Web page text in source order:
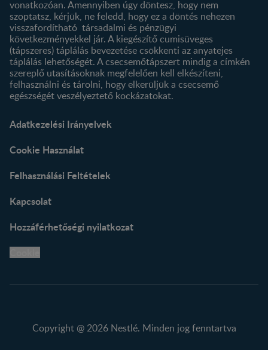
vonatkozóan. Amennyiben úgy döntesz, hogy nem
szoptatsz, kérjük, ne feledd, hogy ez a döntés nehezen
visszafordítható társadalmi és pénzügyi
következményekkel jár. A kiegészítő cumisüveges
(tápszeres) táplálás bevezetése csökkenti az anyatejes
táplálás lehetőségét. A csecsemőtápszert mindig a címkén
szereplő utasításoknak megfelelően kell elkészíteni,
felhasználni és tárolni, hogy elkerüljük a csecsemő
egészségét veszélyeztető kockázatokat.
Adatkezelési Irányelvek
Cookie Használat
Felhasználási Feltételek
Kapcsolat
Hozzáférhetőségi nyilatkozat
Copyright @ 2026 Nestlé. Minden jog fenntartva